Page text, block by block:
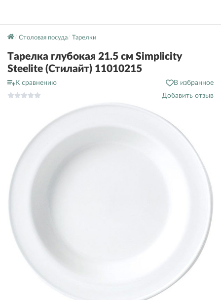
Столовая посуда Тарелки
Тарелка глубокая 21.5 см Simplicity
Steelite (Стилайт) 11010215
К сравнению
В избранное
Добавить отзыв